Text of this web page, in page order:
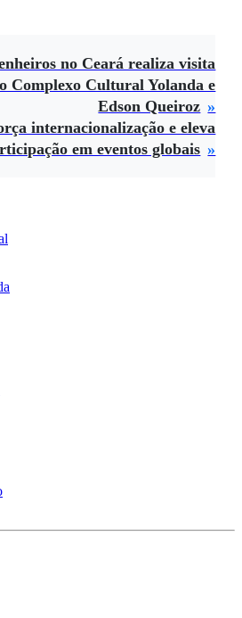
no Ceará realiza visita
Complexo Cultural Yolanda e
Edson Queiroz
internacionalização e eleva
em eventos globais